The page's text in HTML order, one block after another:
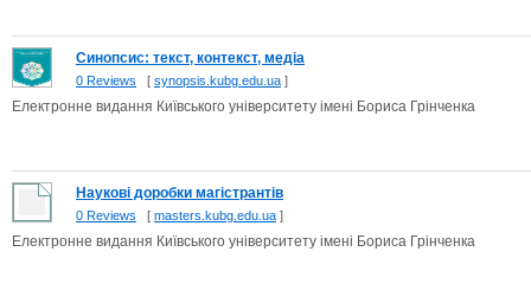
Синопсис: текст, контекст, медіа
0 Reviews [ synopsis.kubg.edu.ua ]
Електронне видання Київського університету імені Бориса Грінченка
Наукові доробки магістрантів
0 Reviews [ masters.kubg.edu.ua ]
Електронне видання Київського університету імені Бориса Грінченка